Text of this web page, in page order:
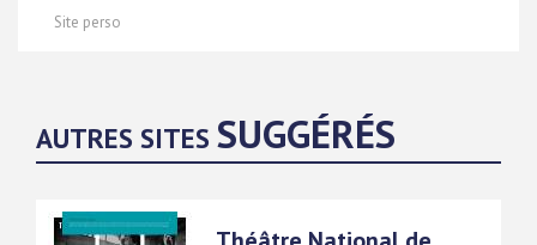
Site perso
AUTRES SITES SUGGÉRÉS